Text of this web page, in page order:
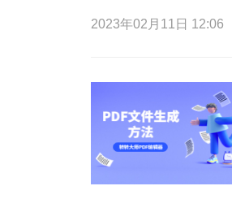
2023年02月11日 12:06